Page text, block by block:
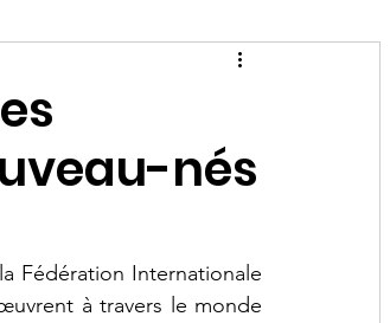
nés
Fédération Internationale
à travers le monde